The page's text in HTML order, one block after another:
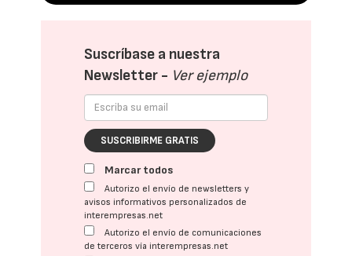
Suscríbase a nuestra
Newsletter - Ver ejemplo
SUSCRIBIRME GRATIS
Marcar todos
Autorizo el envío de newsletters y
avisos informativos personalizados de
interempresas.net
Autorizo el envío de comunicaciones
de terceros vía interempresas.net